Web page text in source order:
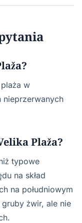
w
nieprzerwanych
Plaža?
typowe
na skład
na południowym
żwir, ale nie